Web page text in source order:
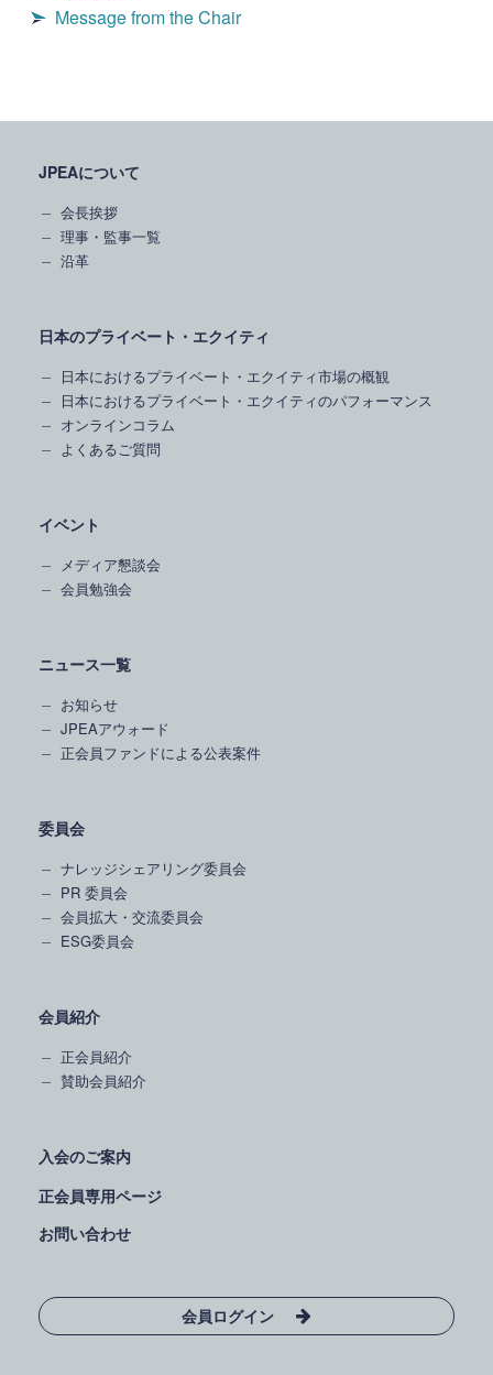
Message from the Chair
JPEAについて
会長挨拶
理事・監事一覧
沿革
日本のプライベート・エクイティ
日本におけるプライベート・エクイティ市場の概観
日本におけるプライベート・エクイティのパフォーマンス
オンラインコラム
よくあるご質問
イベント
メディア懇談会
会員勉強会
ニュース一覧
お知らせ
JPEAアウォード
正会員ファンドによる公表案件
委員会
ナレッジシェアリング委員会
PR 委員会
会員拡大・交流委員会
ESG委員会
会員紹介
正会員紹介
賛助会員紹介
入会のご案内
正会員専用ページ
お問い合わせ
会員ログイン